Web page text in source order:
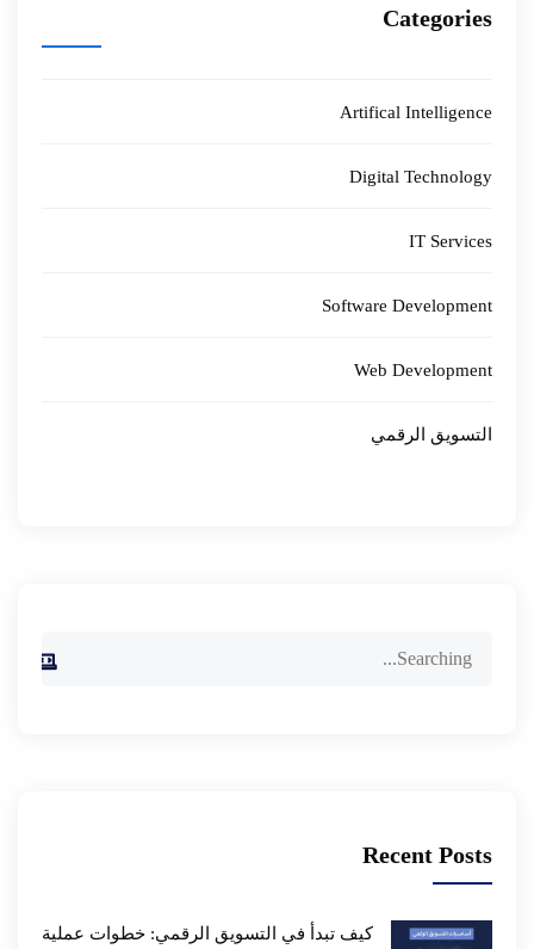
Categories
Artifical Intelligence
Digital Technology
IT Services
Software Development
Web Development
التسويق الرقمي
Recent Posts
كيف تبدأ في التسويق الرقمي: خطوات عملية